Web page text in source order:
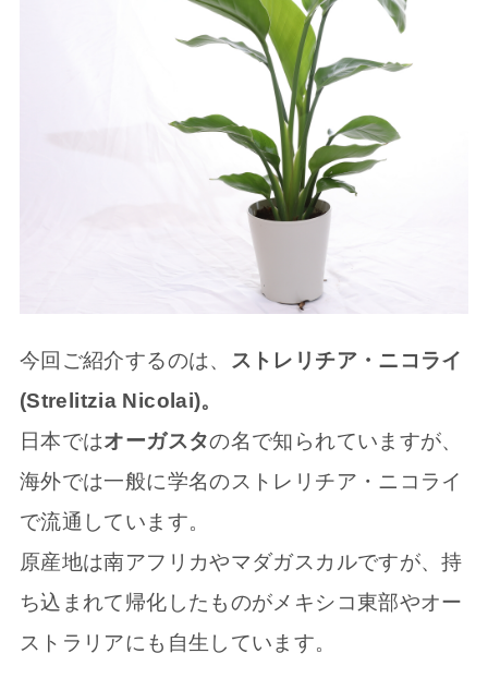
今回ご紹介するのは、
ストレリチア・ニコライ
(Strelitzia Nicolai)。
日本ではオーガスタの名で知られていますが、
海外では一般に学名のストレリチア・ニコライ
で流通しています。
原産地は南アフリカやマダガスカルですが、持
ち込まれて帰化したものがメキシコ東部やオー
ストラリアにも自生しています。